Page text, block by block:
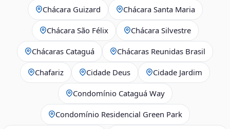
Chácara Guizard Chácara Santa Maria
Chácara São Félix Chácara Silvestre
Chácaras Cataguá Chácaras Reunidas Brasil
Chafariz Cidade Deus Cidade Jardim
Condomínio Cataguá Way
Condomínio Residencial Green Park